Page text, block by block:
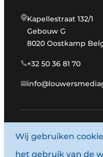
Kapellestraat 132/1
Gebouw G
8020 Oostkamp
+32 50 36 81 70
© 1987 -
Wij gebruiken
het gebruik van de